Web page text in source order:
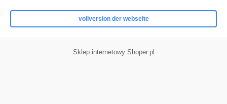
vollversion der webseite
Sklep internetowy Shoper.pl